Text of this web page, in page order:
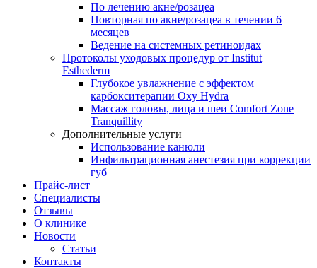
По лечению акне/розацеа
Повторная по акне/розацеа в течении 6
месяцев
Ведение на системных ретиноидах
Протоколы уходовых процедур от Institut
Esthederm
Глубокое увлажнение с эффектом
карбокситерапии Oxy Hydra
Массаж головы, лица и шеи Comfort Zone
Tranquillity
Дополнительные услуги
Использование канюли
Инфильтрационная анестезия при коррекции
губ
Прайс-лист
Специалисты
Отзывы
О клинике
Новости
Статьи
Контакты